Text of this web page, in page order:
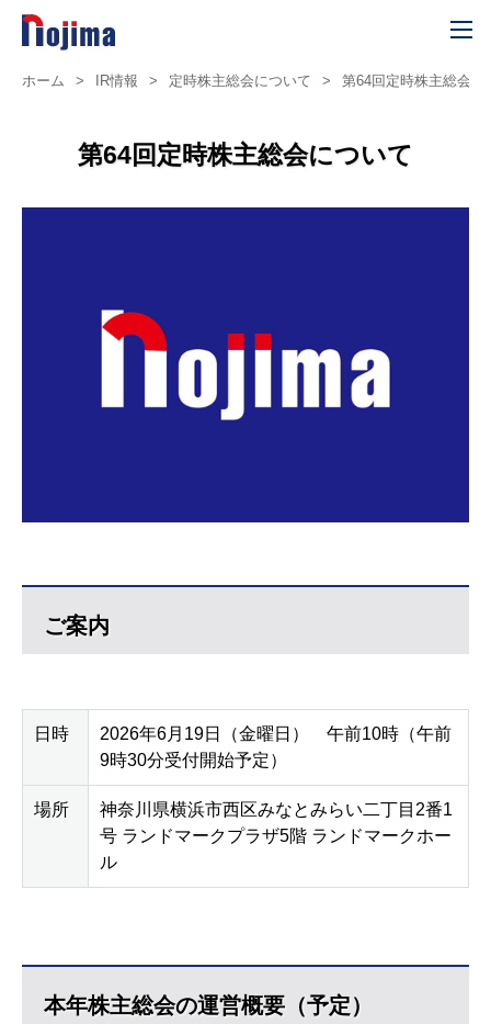
ホーム > IR情報 > 定時株主総会について > 第64回定時株主総会に
第64回定時株主総会について
ご案内
日時
2026年6月19日（金曜日） 午前10時（午前
9時30分受付開始予定）
場所
神奈川県横浜市西区みなとみらい二丁目2番1
号 ランドマークプラザ5階 ランドマークホー
ル
本年株主総会の運営概要（予定）